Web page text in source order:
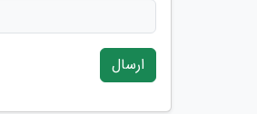
ارسال